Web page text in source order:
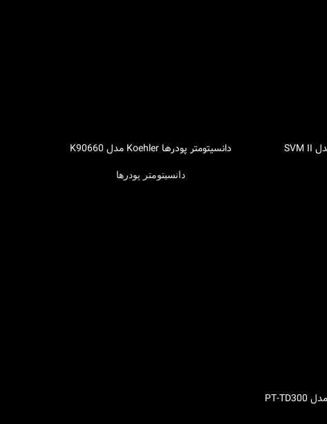
اطلاعات بیشتر
دانسیتومتر پودرها Koehler مدل K90660
دانسیتومتر پودرها